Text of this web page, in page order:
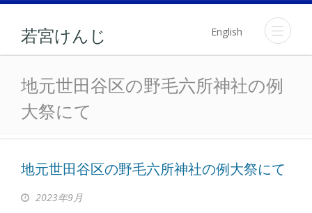
若宮けんじ English
地元世田谷区の野毛六所
地元世田谷区の野毛六所神社の例
大祭にて
地元世田谷区の野毛六所神社の例大祭にて
2023年9月